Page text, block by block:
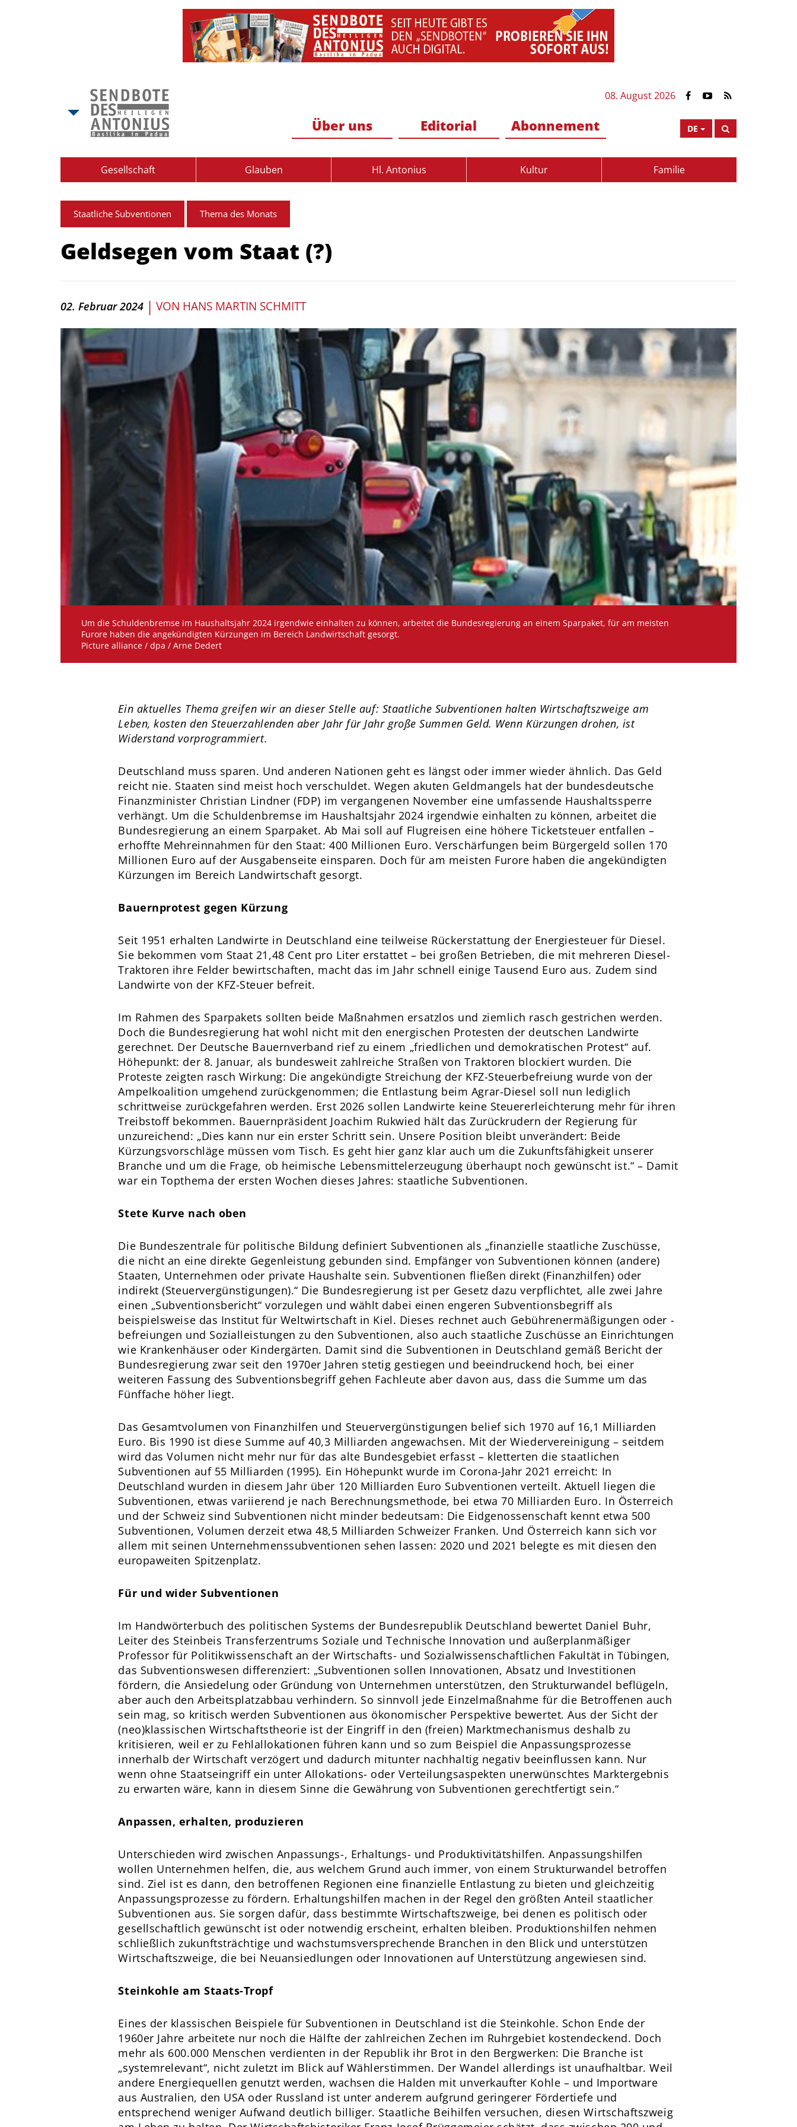
08. August 2026
DE
Über uns Editorial Abonnement
Gesellschaft Glauben Hl. Antonius Kultur Familie
Staatliche Subventionen Thema des Monats
Geldsegen vom Staat (?)
02. Februar 2024 | VON HANS MARTIN SCHMITT
Um die Schuldenbremse im Haushaltsjahr 2024 irgendwie einhalten zu können, arbeitet die Bundesregierung an einem Sparpaket, für am meisten
Furore haben die angekündigten Kürzungen im Bereich Landwirtschaft gesorgt.
Picture alliance / dpa / Arne Dedert
Ein aktuelles Thema greifen wir an dieser Stelle auf: Staatliche Subventionen halten Wirtschaftszweige am
Leben, kosten den Steuerzahlenden aber Jahr für Jahr große Summen Geld. Wenn Kürzungen drohen, ist
Widerstand vorprogrammiert.
Deutschland muss sparen. Und anderen Nationen geht es längst oder immer wieder ähnlich. Das Geld
reicht nie. Staaten sind meist hoch verschuldet. Wegen akuten Geldmangels hat der bundesdeutsche
Finanzminister Christian Lindner (FDP) im vergangenen November eine umfassende Haushaltssperre
verhängt. Um die Schuldenbremse im Haushaltsjahr 2024 irgendwie einhalten zu können, arbeitet die
Bundesregierung an einem Sparpaket. Ab Mai soll auf Flugreisen eine höhere Ticketsteuer entfallen –
erhoffte Mehreinnahmen für den Staat: 400 Millionen Euro. Verschärfungen beim Bürgergeld sollen 170
Millionen Euro auf der Ausgabenseite einsparen. Doch für am meisten Furore haben die angekündigten
Kürzungen im Bereich Landwirtschaft gesorgt.
Bauernprotest gegen Kürzung
Seit 1951 erhalten Landwirte in Deutschland eine teilweise Rückerstattung der Energiesteuer für Diesel.
Sie bekommen vom Staat 21,48 Cent pro Liter erstattet – bei großen Betrieben, die mit mehreren Diesel-
Traktoren ihre Felder bewirtschaften, macht das im Jahr schnell einige Tausend Euro aus. Zudem sind
Landwirte von der KFZ-Steuer befreit.
Im Rahmen des Sparpakets sollten beide Maßnahmen ersatzlos und ziemlich rasch gestrichen werden.
Doch die Bundesregierung hat wohl nicht mit den energischen Protesten der deutschen Landwirte
gerechnet. Der Deutsche Bauernverband rief zu einem „friedlichen und demokratischen Protest“ auf.
Höhepunkt: der 8. Januar, als bundesweit zahlreiche Straßen von Traktoren blockiert wurden. Die
Proteste zeigten rasch Wirkung: Die angekündigte Streichung der KFZ-Steuerbefreiung wurde von der
Ampelkoalition umgehend zurückgenommen; die Entlastung beim Agrar-Diesel soll nun lediglich
schrittweise zurückgefahren werden. Erst 2026 sollen Landwirte keine Steuererleichterung mehr für ihren
Treibstoff bekommen. Bauernpräsident Joachim Rukwied hält das Zurückrudern der Regierung für
unzureichend: „Dies kann nur ein erster Schritt sein. Unsere Position bleibt unverändert: Beide
Kürzungsvorschläge müssen vom Tisch. Es geht hier ganz klar auch um die Zukunftsfähigkeit unserer
Branche und um die Frage, ob heimische Lebensmittelerzeugung überhaupt noch gewünscht ist.“ – Damit
war ein Topthema der ersten Wochen dieses Jahres: staatliche Subventionen.
Stete Kurve nach oben
Die Bundeszentrale für politische Bildung definiert Subventionen als „finanzielle staatliche Zuschüsse,
die nicht an eine direkte Gegenleistung gebunden sind. Empfänger von Subventionen können (andere)
Staaten, Unternehmen oder private Haushalte sein. Subventionen fließen direkt (Finanzhilfen) oder
indirekt (Steuervergünstigungen).“ Die Bundesregierung ist per Gesetz dazu verpflichtet, alle zwei Jahre
einen „Subventionsbericht“ vorzulegen und wählt dabei einen engeren Subventionsbegriff als
beispielsweise das Institut für Weltwirtschaft in Kiel. Dieses rechnet auch Gebührenermäßigungen oder -
befreiungen und Sozialleistungen zu den Subventionen, also auch staatliche Zuschüsse an Einrichtungen
wie Krankenhäuser oder Kindergärten. Damit sind die Subventionen in Deutschland gemäß Bericht der
Bundesregierung zwar seit den 1970er Jahren stetig gestiegen und beeindruckend hoch, bei einer
weiteren Fassung des Subventionsbegriff gehen Fachleute aber davon aus, dass die Summe um das
Fünffache höher liegt.
Das Gesamtvolumen von Finanzhilfen und Steuervergünstigungen belief sich 1970 auf 16,1 Milliarden
Euro. Bis 1990 ist diese Summe auf 40,3 Milliarden angewachsen. Mit der Wiedervereinigung – seitdem
wird das Volumen nicht mehr nur für das alte Bundesgebiet erfasst – kletterten die staatlichen
Subventionen auf 55 Milliarden (1995). Ein Höhepunkt wurde im Corona-Jahr 2021 erreicht: In
Deutschland wurden in diesem Jahr über 120 Milliarden Euro Subventionen verteilt. Aktuell liegen die
Subventionen, etwas variierend je nach Berechnungsmethode, bei etwa 70 Milliarden Euro. In Österreich
und der Schweiz sind Subventionen nicht minder bedeutsam: Die Eidgenossenschaft kennt etwa 500
Subventionen, Volumen derzeit etwa 48,5 Milliarden Schweizer Franken. Und Österreich kann sich vor
allem mit seinen Unternehmenssubventionen sehen lassen: 2020 und 2021 belegte es mit diesen den
europaweiten Spitzenplatz.
Für und wider Subventionen
Im Handwörterbuch des politischen Systems der Bundesrepublik Deutschland bewertet Daniel Buhr,
Leiter des Steinbeis Transferzentrums Soziale und Technische Innovation und außerplanmäßiger
Professor für Politikwissenschaft an der Wirtschafts- und Sozialwissenschaftlichen Fakultät in Tübingen,
das Subventionswesen differenziert: „Subventionen sollen Innovationen, Absatz und Investitionen
fördern, die Ansiedelung oder Gründung von Unternehmen unterstützen, den Strukturwandel beflügeln,
aber auch den Arbeitsplatzabbau verhindern. So sinnvoll jede Einzelmaßnahme für die Betroffenen auch
sein mag, so kritisch werden Subventionen aus ökonomischer Perspektive bewertet. Aus der Sicht der
(neo)klassischen Wirtschaftstheorie ist der Eingriff in den (freien) Marktmechanismus deshalb zu
kritisieren, weil er zu Fehlallokationen führen kann und so zum Beispiel die Anpassungsprozesse
innerhalb der Wirtschaft verzögert und dadurch mitunter nachhaltig negativ beeinflussen kann. Nur
wenn ohne Staatseingriff ein unter Allokations- oder Verteilungsaspekten unerwünschtes Marktergebnis
zu erwarten wäre, kann in diesem Sinne die Gewährung von Subventionen gerechtfertigt sein.“
Anpassen, erhalten, produzieren
Unterschieden wird zwischen Anpassungs-, Erhaltungs- und Produktivitätshilfen. Anpassungshilfen
wollen Unternehmen helfen, die, aus welchem Grund auch immer, von einem Strukturwandel betroffen
sind. Ziel ist es dann, den betroffenen Regionen eine finanzielle Entlastung zu bieten und gleichzeitig
Anpassungsprozesse zu fördern. Erhaltungshilfen machen in der Regel den größten Anteil staatlicher
Subventionen aus. Sie sorgen dafür, dass bestimmte Wirtschaftszweige, bei denen es politisch oder
gesellschaftlich gewünscht ist oder notwendig erscheint, erhalten bleiben. Produktionshilfen nehmen
schließlich zukunftsträchtige und wachstumsversprechende Branchen in den Blick und unterstützen
Wirtschaftszweige, die bei Neuansiedlungen oder Innovationen auf Unterstützung angewiesen sind.
Steinkohle am Staats-Tropf
Eines der klassischen Beispiele für Subventionen in Deutschland ist die Steinkohle. Schon Ende der
1960er Jahre arbeitete nur noch die Hälfte der zahlreichen Zechen im Ruhrgebiet kostendeckend. Doch
mehr als 600.000 Menschen verdienten in der Republik ihr Brot in den Bergwerken: Die Branche ist
„systemrelevant“, nicht zuletzt im Blick auf Wählerstimmen. Der Wandel allerdings ist unaufhaltbar. Weil
andere Energiequellen genutzt werden, wachsen die Halden mit unverkaufter Kohle – und Importware
aus Australien, den USA oder Russland ist unter anderem aufgrund geringerer Fördertiefe und
entsprechend weniger Aufwand deutlich billiger. Staatliche Beihilfen versuchen, diesen Wirtschaftszweig